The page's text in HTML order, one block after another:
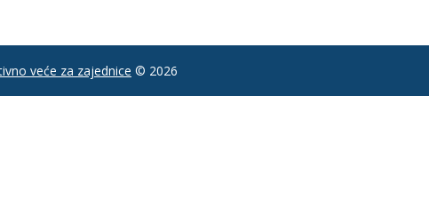
veće za zajednice © 2026